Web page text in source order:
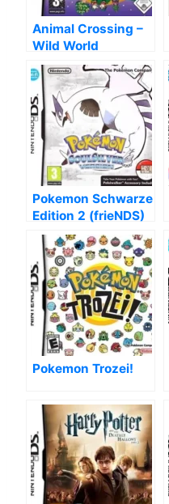
Animal Crossing –
Wild World
Pokemon Schwarze
Edition 2 (frieNDS)
Pokemon Trozei!